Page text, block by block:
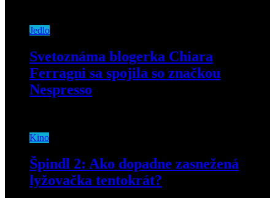
Jedlo
Svetoznáma blogerka Chiara
Ferragni sa spojila so značkou
Nespresso
Kino
Špindl 2: Ako dopadne zasnežená
lyžovačka tentokrát?